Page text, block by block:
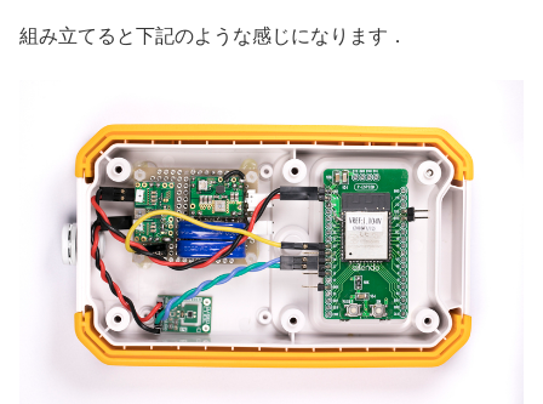
組み立てると下記のような感じになります．